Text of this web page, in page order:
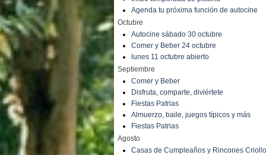
Agenda tu próxima función de autocine
Octubre
Autocine sábado 30 octubre
Comer y Beber 24 octubre
lunes 11 octubre abierto
Septiembre
Comer y Beber
Disfruta, comparte, diviértete
Fiestas Patrias
Almuerzo, baile, juegos típicos y más
Fiestas Patrias
Agosto
Casas de Cumpleaños y Rincones